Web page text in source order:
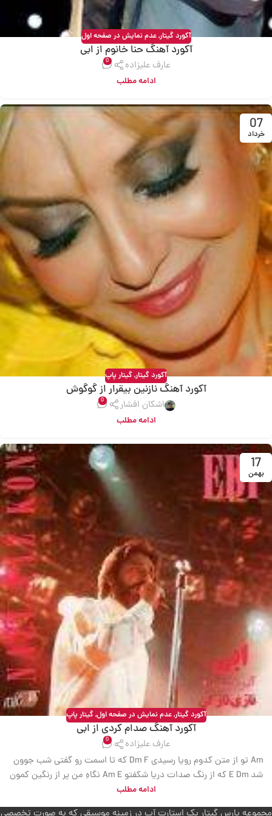
آکورد گیتار,عدم نمایش در صفحه اول
آکورد آهنگ حنا خانوم از ابی
عارف علیزاده 0
ادامه مطلب
07
خرداد
آکورد گیتار,گیتار پاپ
آکورد آهنگ نازنین بیقرار از گوگوش
اشکان افشار 0
ادامه مطلب
17
بهمن
آکورد گیتار,عدم نمایش در صفحه اول,گیتار پاپ
آکورد آهنگ صدام کردی از ابی
عارف علیزاده 0
Am تو از متن کدوم رویا رسیدی Dm F که تا اسمت رو گفتی شب جوون
شد E Dm که از رنگ صدات دریا شکفتو Am E نگاهِ من پر از رنگین کمون
دوباره E Dm صدا کردی منو از بغض مهتاب Am E از اندوه گُل و اشک
ادامه مطلب